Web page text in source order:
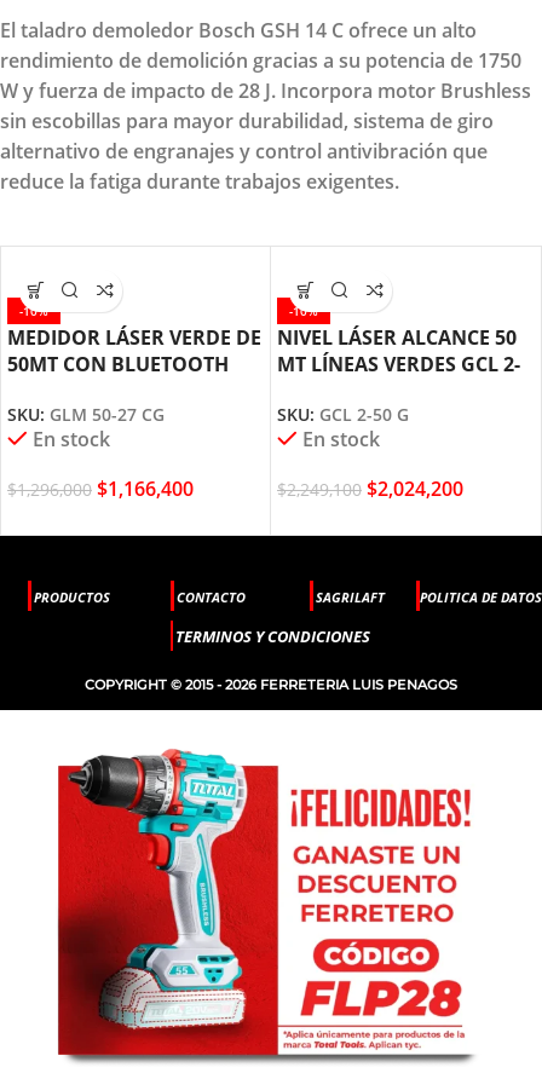
El taladro demoledor Bosch GSH 14 C ofrece un alto
rendimiento de demolición gracias a su potencia de 1750
W y fuerza de impacto de 28 J. Incorpora motor Brushless
sin escobillas para mayor durabilidad, sistema de giro
alternativo de engranajes y control antivibración que
reduce la fatiga durante trabajos exigentes.
-10%
MEDIDOR LÁSER VERDE DE
50MT CON BLUETOOTH
SKU: GLM 50-27 CG
En stock
$1,296,000 $1,166,400
-10%
NIVEL LÁSER ALCANCE 50
MT LÍNEAS VERDES GCL 2-
SKU: GCL 2-50 G
En stock
$2,249,100 $2,024,200
PRODUCTOS CONTACTO SAGRILAFT POLITICA DE DATOS
TERMINOS Y CONDICIONES
COPYRIGHT © 2015 - 2026 FERRETERIA LUIS PENAGOS